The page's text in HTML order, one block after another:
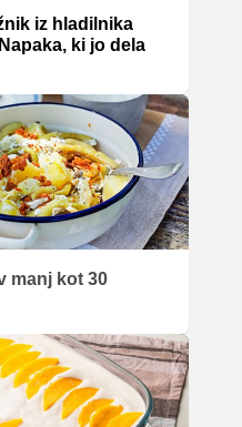
iz hladilnika
ki jo dela
manj kot 30